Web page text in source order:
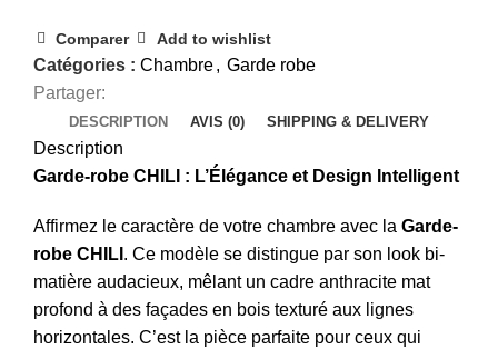
Comparer Add to wishlist
Catégories : Chambre, Garde robe
Partager:
DESCRIPTION AVIS (0) SHIPPING & DELIVERY
Description
Garde-robe CHILI : L’Élégance et Design Intelligent
Affirmez le caractère de votre chambre avec la Garde-
robe CHILI . Ce modèle se distingue par son look bi-
matière audacieux, mêlant un cadre anthracite mat
profond à des façades en bois texturé aux lignes
horizontales. C’est la pièce parfaite pour ceux qui